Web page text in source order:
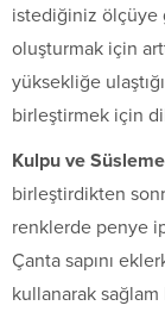
istediğiniz ölçüye
oluşturmak için
yüksekliğe
birleştirmek için
Kulpu ve
birleştirdikten
renklerde penye
Çanta sapını
kullanarak